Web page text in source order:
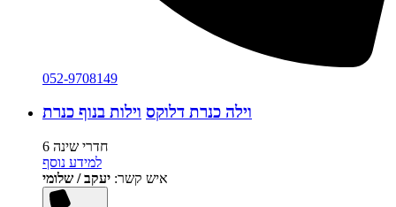
052-9708149
וילה כנרת דלוקס וילות בנוף כנרת
6 חדרי שינה
למידע נוסף
איש קשר: יעקב / שלומי